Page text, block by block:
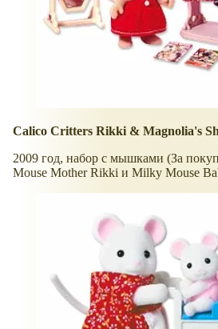
Calico Critters Rikki & Magnolia's
2009 год, набор с мышками (За
Mouse Mother Rikki и Milky Mouse